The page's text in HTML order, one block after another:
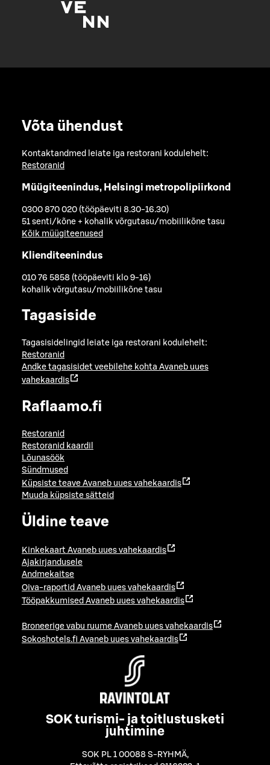
Võta ühendust
Kontaktandmed leiate iga restorani kodulehelt:
Restoranid
Müügiteenindus, Helsingi metropolipiirkond
0300 870 020 (tööpäeviti 8.30-16.30)
51 senti/kõne + kohalik võrgutasu/mobiilikõne tasu
Kõik müügiteenused
Klienditeenindus
010 76 5858 (tööpäeviti klo 9-16)
kohalik võrgutasu/mobiilikõne tasu
Tagasiside
Tagasisidelingid leiate iga restorani kodulehelt:
Restoranid
Andke tagasisidet veebilehe kohta Avaneb uues
vahekaardis
Raflaamo.fi
Restoranid
Restoranid kaardil
Lõunasöök
Sündmused
Küpsiste teave Avaneb uues vahekaardis
Muuda küpsiste sätteid
Üldine teave
Kinkekaart Avaneb uues vahekaardis
Ajakirjandusele
Andmekaitse
Oiva-raportid Avaneb uues vahekaardis
Tööpakkumised Avaneb uues vahekaardis
Broneerige vabu ruume Avaneb uues vahekaardis
Sokoshotels.fi Avaneb uues vahekaardis
SOK turismi- ja toitlustusketi
juhtimine
SOK PL 1 00088 S-RYHMÄ,